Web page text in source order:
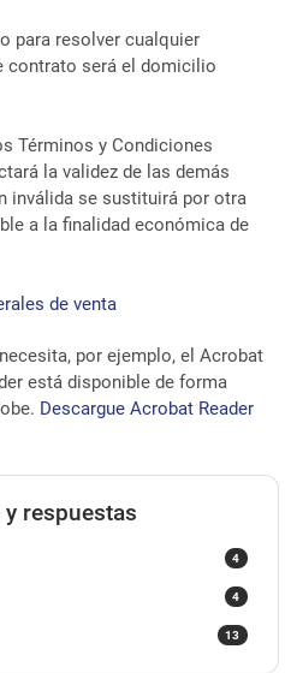
para resolver cualquier
contrato será el domicilio
Términos y Condiciones
la validez de las demás
inválida se sustituirá por otra
a la finalidad económica de
de venta
por ejemplo, el Acrobat
está disponible de forma
Descargue Acrobat Reader
respuestas
4
4
13